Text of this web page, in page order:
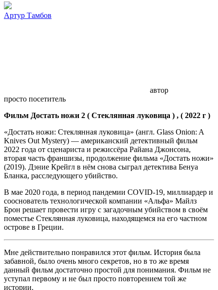
Артур Тамбов
автор
просто посетитель
Фильм Достать ножи 2 ( Стеклянная луковица ) , ( 2022 г )
«Достать ножи: Стеклянная луковица» (англ. Glass Onion: A
Knives Out Mystery) — американский детективный фильм
2022 года от сценариста и режиссёра Райана Джонсона,
вторая часть франшизы, продолжение фильма «Достать ножи»
(2019). Дэние Крейгл в нём снова сыграл детектива Бенуа
Бланка, расследующего убийство.
В мае 2020 года, в период пандемии COVID-19, миллиардер и
сооснователь технологической компании «Альфа» Майлз
Брон решает провести игру с загадочным убийством в своём
поместье Стеклянная луковица, находящемся на его частном
острове в Греции.
Мне действительно понравился этот фильм. История была
забавной, было очень много секретов, но в то же время
данный фильм достаточно простой для понимания. Фильм не
уступал первому и не был просто повторением той же
истории.